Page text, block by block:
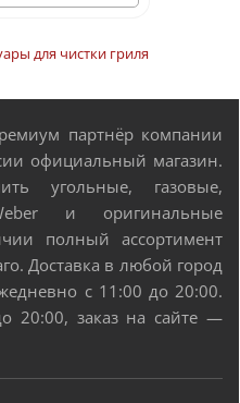
для чистки гриля
партнёр компании
официальный магазин.
угольные, газовые,
и оригинальные
полный ассортимент
Доставка в любой город
с 11:00 до 20:00.
20:00, заказ на сайте —